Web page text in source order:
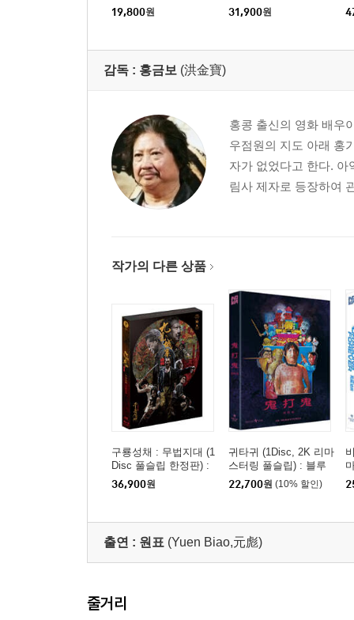
19,800원 31,900원
감독 : 홍금보 (洪金寶)
홍콩 출신의 영화 배우
우점원의 지도 아래 홍
자가 없었다고 한다.
림사 제자로 등장하여
작가의 다른 상품
구룡성채 : 무법지대 (1
Disc 풀슬립 한정판) :
블루레이
36,900원
귀타귀 (1Disc, 2K 리마
스터링 풀슬립) : 블루
레이
22,700원 (10% 할인)
출연 : 원표 (Yuen Biao,元彪)
줄거리